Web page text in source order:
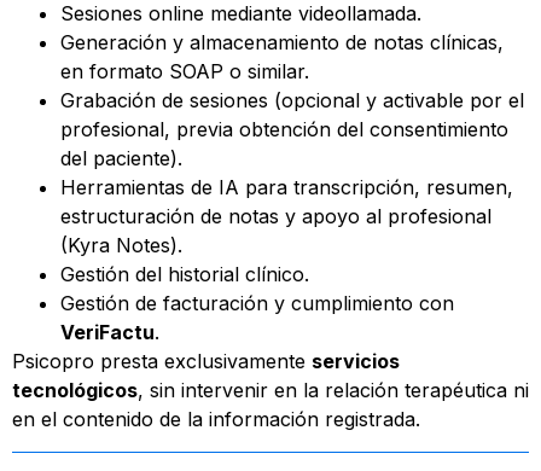
Sesiones online mediante videollamada.
Generación y almacenamiento de notas clínicas,
en formato SOAP o similar.
Grabación de sesiones (opcional y activable por el
profesional, previa obtención del consentimiento
del paciente).
Herramientas de IA para transcripción, resumen,
estructuración de notas y apoyo al profesional
(Kyra Notes).
Gestión del historial clínico.
Gestión de facturación y cumplimiento con
VeriFactu.
Psicopro presta exclusivamente servicios
tecnológicos, sin intervenir en la relación terapéutica ni
en el contenido de la información registrada.